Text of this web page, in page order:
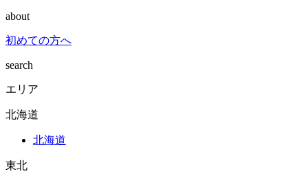
about
初めての方へ
search
エリア
北海道
北海道
東北